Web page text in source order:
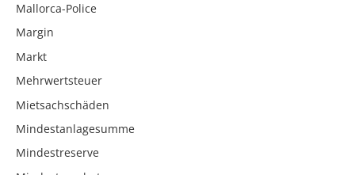
Mallorca-Police
Margin
Markt
Mehrwertsteuer
Mietsachschäden
Mindestanlagesumme
Mindestreserve